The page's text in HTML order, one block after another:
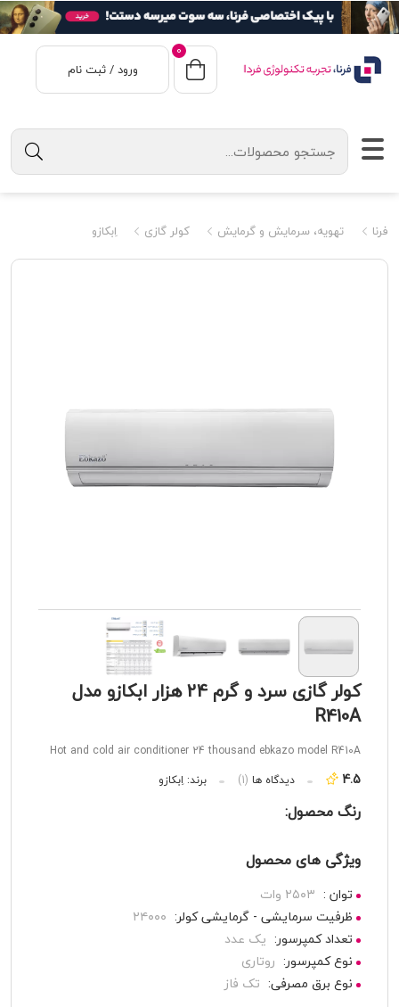
0
ورود / ثبت نام
فرنا تهویه، سرمایش و گرمایش کولر گازی اِبکازو
کولر گازی سرد و گرم 24 هزار ابکازو مدل
R410A
Hot and cold air conditioner 24 thousand ebkazo model R410A
4.5 دیدگاه ها (1) برند:اِبکازو
رنگ محصول:
ویژگی های محصول
توان : ۲۵۰۳ وات
ظرفیت سرمایشی - گرمایشی کولر: ۲۴۰۰۰
تعداد کمپرسور: یک عدد
نوع کمپرسور: روتاری
نوع برق مصرفی: تک فاز